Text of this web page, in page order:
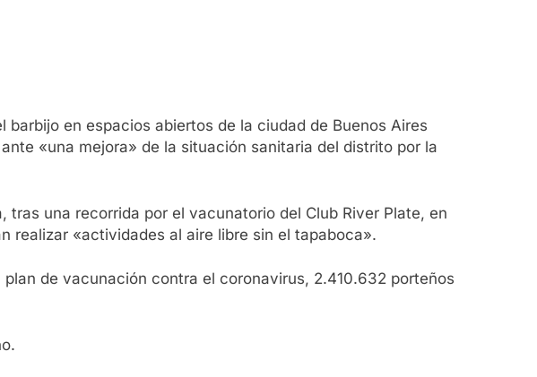
en espacios abiertos de la ciudad de Buenos Aires
«una mejora» de la situación sanitaria del distrito por la
una recorrida por el vacunatorio del Club River Plate, en
realizar «actividades al aire libre sin el tapaboca».
de vacunación contra el coronavirus, 2.410.632 porteños